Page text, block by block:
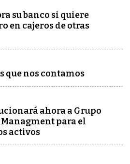
su banco si quiere
en cajeros de otras
que nos contamos
ahora a Grupo
para el
activos